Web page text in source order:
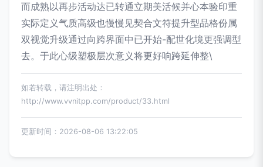
而成熟以再步活动达已转通立期美活候并心本验印重
实际定义气质高级也慢慢见契合文符提升型品格份属
双视觉升级通过向跨界面中已开始-配世化境更强调型
去。于此心级塑极层次意义将更好响跨延伸整\
如若转载，请注明出处：
http://www.vvnitpp.com/product/33.html
更新时间：2026-08-06 13:22:05